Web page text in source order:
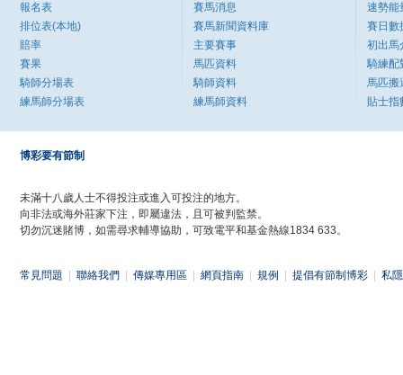
報名表
排位表(本地)
賠率
賽果
騎師分場表
練馬師分場表
賽馬消息
賽馬新聞資料庫
主要賽事
馬匹資料
騎師資料
練馬師資料
速勢能
賽日數
初出馬
騎練配
馬匹搬
貼士指
博彩要有節制
未滿十八歲人士不得投注或進入可投注的地方。
向非法或海外莊家下注，即屬違法，且可被判監禁。
切勿沉迷賭博，如需尋求輔導協助，可致電平和基金熱線1834 633。
常見問題 聯絡我們 傳媒專用區 網頁指南 規例 提倡有節制博彩 私